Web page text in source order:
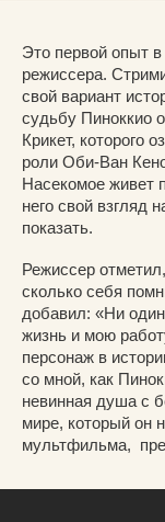
Это первой опыт в
режиссера.
свой вариант
судьбу Пиноккио
Крикет, которого
роли Оби-Ван
Насекомое живет
него свой взгляд
показать.
Режиссер
сколько себя
добавил: «Ни
жизнь и мою
персонаж в
со мной, как
невинная душа с
мире, который он
мультфильма,